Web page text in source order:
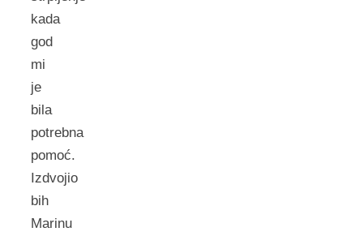
kada
god
mi
je
bila
potrebna
pomoć.
Izdvojio
bih
Marinu